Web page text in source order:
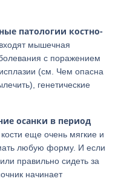
патологии костно-
мышечная
с поражением
(см. Чем опасна
генетические
осанки в период
кости еще очень мягкие и
любую форму. И если
правильно сидеть за
начинает